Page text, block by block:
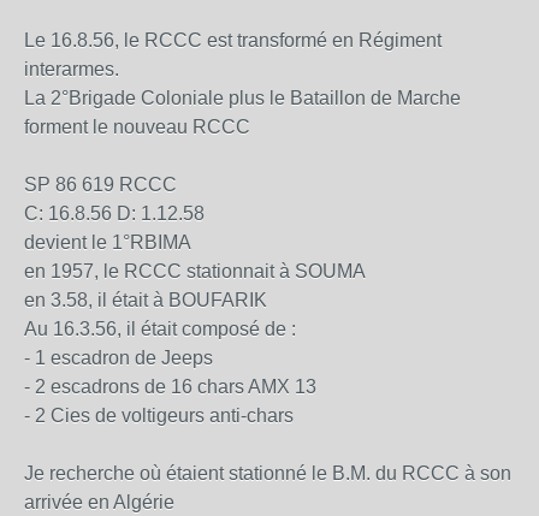
Le 16.8.56, le RCCC est transformé en Régiment
interarmes.
La 2°Brigade Coloniale plus le Bataillon de Marche
forment le nouveau RCCC
SP 86 619 RCCC
C: 16.8.56 D: 1.12.58
devient le 1°RBIMA
en 1957, le RCCC stationnait à SOUMA
en 3.58, il était à BOUFARIK
Au 16.3.56, il était composé de :
- 1 escadron de Jeeps
- 2 escadrons de 16 chars AMX 13
- 2 Cies de voltigeurs anti-chars
Je recherche où étaient stationné le B.M. du RCCC à son
arrivée en Algérie